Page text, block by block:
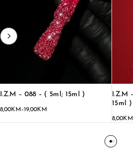
I.Z.M – 088 – ( 5ml; 15ml )
8,00KM –19,00KM
I.Z.M
15ml )
8,00KM